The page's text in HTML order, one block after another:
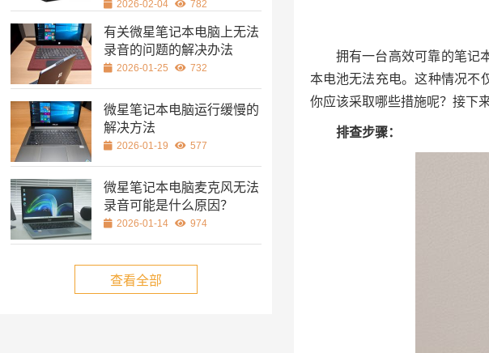
拥有一台高效可靠的笔记
本电池无法充电。这种情况不
你应该采取哪些措施呢？接下
排查步骤：
2026-02-04 782
有关微星笔记本电脑上无法
录音的问题的解决办法
2026-01-25 732
微星笔记本电脑运行缓慢的
解决方法
2026-01-19 577
微星笔记本电脑麦克风无法
录音可能是什么原因？
2026-01-14 974
查看全部